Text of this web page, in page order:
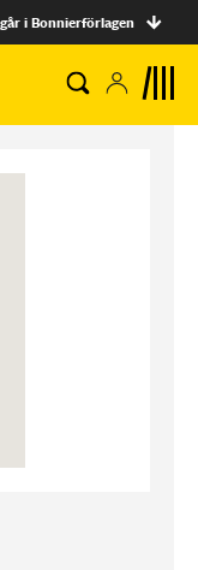
i Bonnierförlagen